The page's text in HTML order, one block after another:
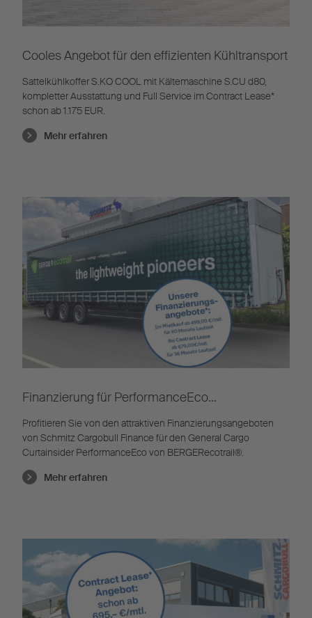
Cooles Angebot für den effizienten Kühltransport
Sattelkühlkoffer S.KO COOL mit Kältemaschine S.CU d80,
kompletter Ausstattung und Full Service im Contract Lease*
schon ab 1.175 EUR.
Mehr erfahren
Finanzierung für PerformanceEco
Profitieren Sie von den attraktiven Finanzierungsangeboten
von Schmitz Cargobull Finance für den General Cargo
Curtainsider PerformanceEco von BERGERecotrail®.
Mehr erfahren